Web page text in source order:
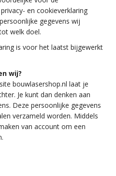
en cookieverklaring
gegevens wij
welk doel.
is voor het laatst bijgewerkt
wij?
bouwlasershop.nl laat je
Je kunt dan denken aan
Deze persoonlijke gegevens
verzameld worden. Middels
van account om een